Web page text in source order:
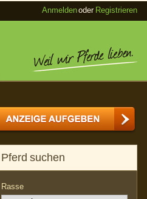
Anmeldenoder Registrieren
Pferd suchen
Rasse